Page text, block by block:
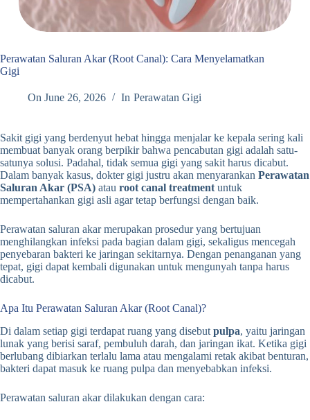
Perawatan Saluran Akar (Root Canal): Cara Menyelamatkan
Gigi
On June 26, 2026 In Perawatan Gigi
Sakit gigi yang berdenyut hebat hingga menjalar ke kepala sering kali
membuat banyak orang berpikir bahwa pencabutan gigi adalah satu-
satunya solusi. Padahal, tidak semua gigi yang sakit harus dicabut.
Dalam banyak kasus, dokter gigi justru akan menyarankan Perawatan
Saluran Akar (PSA) atau root canal treatment untuk
mempertahankan gigi asli agar tetap berfungsi dengan baik.
Perawatan saluran akar merupakan prosedur yang bertujuan
menghilangkan infeksi pada bagian dalam gigi, sekaligus mencegah
penyebaran bakteri ke jaringan sekitarnya. Dengan penanganan yang
tepat, gigi dapat kembali digunakan untuk mengunyah tanpa harus
dicabut.
Apa Itu Perawatan Saluran Akar (Root Canal)?
Di dalam setiap gigi terdapat ruang yang disebut pulpa, yaitu jaringan
lunak yang berisi saraf, pembuluh darah, dan jaringan ikat. Ketika gigi
berlubang dibiarkan terlalu lama atau mengalami retak akibat benturan,
bakteri dapat masuk ke ruang pulpa dan menyebabkan infeksi.
Perawatan saluran akar dilakukan dengan cara: